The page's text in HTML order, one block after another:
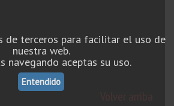
de terceros para facilitar el uso de
nuestra web.
navegando aceptas su uso.
Entendido
Volver arriba